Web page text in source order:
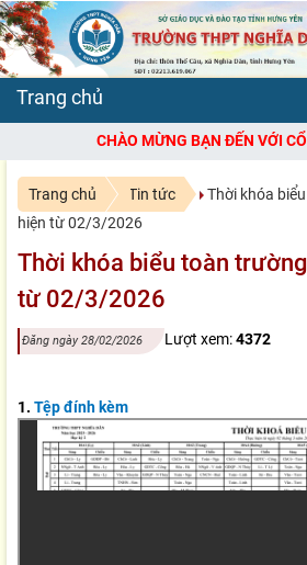
CHÀO MỪNG BẠN ĐẾN VỚI CỔNG
Trang chủ Tin tức
Thời khóa
hiện từ 02/3/2026
Thời khóa biểu toàn
từ 02/3/2026
Đăng ngày 28/02/2026 Lượt xem:4372
1. Tệp đính kèm